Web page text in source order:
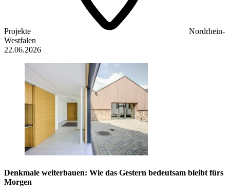
Projekte
Nordrhein-
Westfalen
22.06.2026
Denkmale weiterbauen: Wie das Gestern bedeutsam bleibt fürs
Morgen